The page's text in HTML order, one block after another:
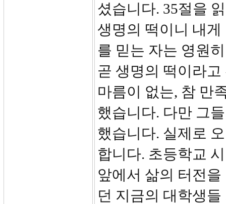
셨습니다. 35절을
생명의 떡이니 내
를 믿는 자는 영원
곧 생명의 떡이라
마름이 없는, 참 만
했습니다. 다만 그
했습니다. 실제로
합니다. 초등학교
앞에서 삶의 터전
던 지금의 대학생